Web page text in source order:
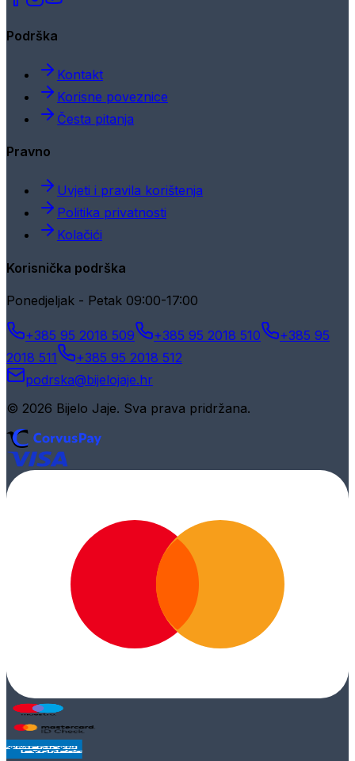
Podrška
Kontakt
Korisne poveznice
Česta pitanja
Pravno
Uvjeti i pravila korištenja
Politika privatnosti
Kolačići
Korisnička podrška
Ponedjeljak - Petak 09:00-17:00
+385 95 2018 509 +385 95 2018 510
+385 95
2018 511
+385 95 2018 512
podrska@bijelojaje.hr
© 2026 Bijelo Jaje. Sva prava pridržana.